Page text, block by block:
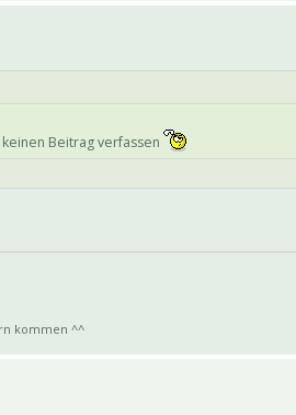
Beitrag verfassen
kommen ^^